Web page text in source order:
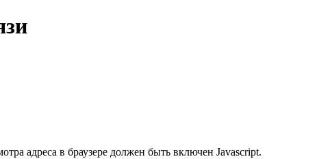
адреса в браузере должен быть включен Javascript.